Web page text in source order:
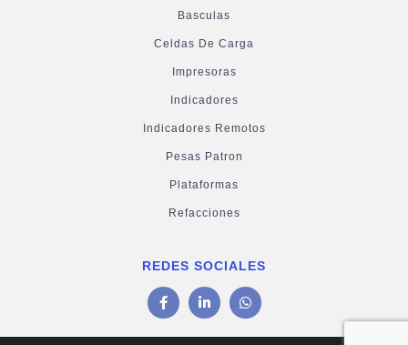
Basculas
Celdas De Carga
Impresoras
Indicadores
Indicadores Remotos
Pesas Patron
Plataformas
Refacciones
REDES SOCIALES